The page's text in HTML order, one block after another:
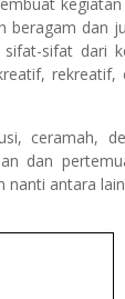
beragam dan
sifat dari
rekreatif,
ceramah,
dan
nanti antara